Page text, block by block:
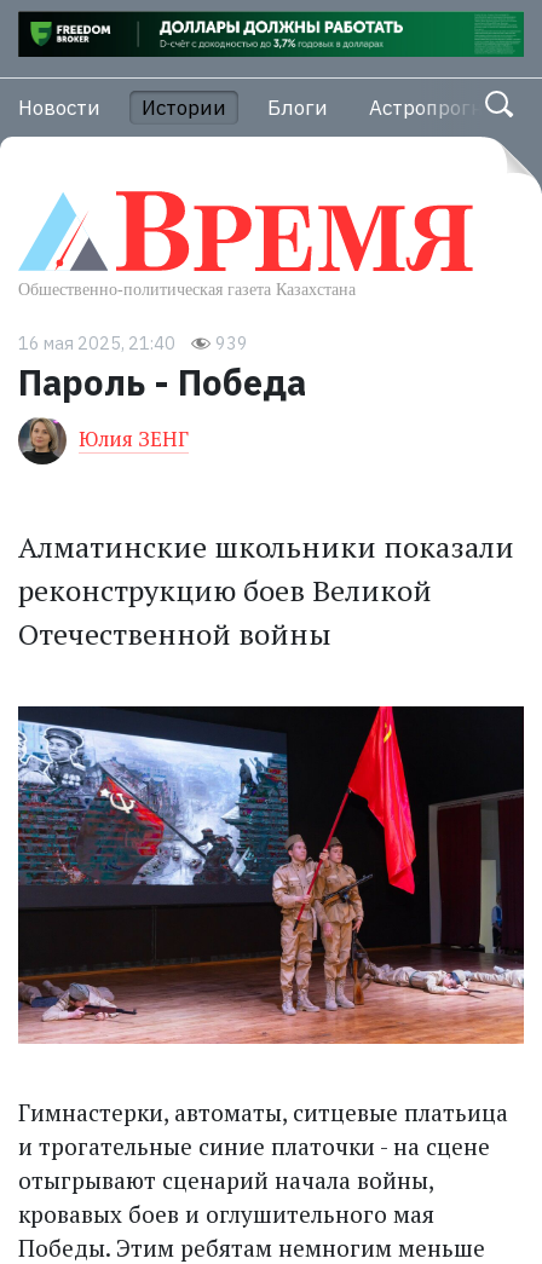
Новости Истории Блоги Астропрогноз
16 мая 2025, 21:40 939
Пароль - Победа
Юлия ЗЕНГ
Алматинские школьники показали
реконструкцию боев Великой
Отечественной войны
Гимнастерки, автоматы, ситцевые платьица
и трогательные синие платочки - на сцене
отыгрывают сценарий начала войны,
кровавых боев и оглушительного мая
Победы. Этим ребятам немногим меньше